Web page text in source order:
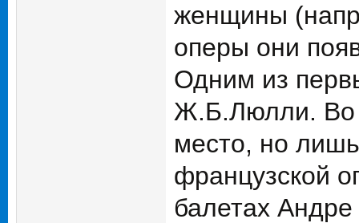
женщины
оперы они
Одним из
Ж.Б.Люлли. Во
место, но
французской
балетах